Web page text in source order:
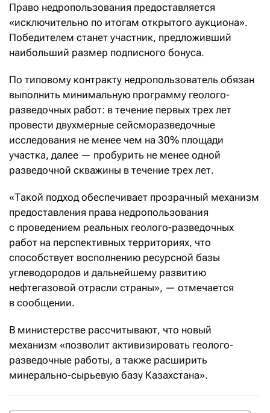
Право недропользования предоставляется
«исключительно по итогам открытого аукциона».
Победителем станет участник, предложивший
наибольший размер подписного бонуса.
По типовому контракту недропользователь обязан
выполнить минимальную программу геолого-
разведочных работ: в течение первых трех лет
провести двухмерные сейсморазведочные
исследования не менее чем на 30% площади
участка, далее — пробурить не менее одной
разведочной скважины в течение трех лет.
«Такой подход обеспечивает прозрачный механизм
предоставления права недропользования
с проведением реальных геолого-разведочных
работ на перспективных территориях, что
способствует восполнению ресурсной базы
углеводородов и дальнейшему развитию
нефтегазовой отрасли страны», — отмечается
в сообщении.
В министерстве рассчитывают, что новый
механизм «позволит активизировать геолого-
разведочные работы, а также расширить
минерально-сырьевую базу Казахстана».